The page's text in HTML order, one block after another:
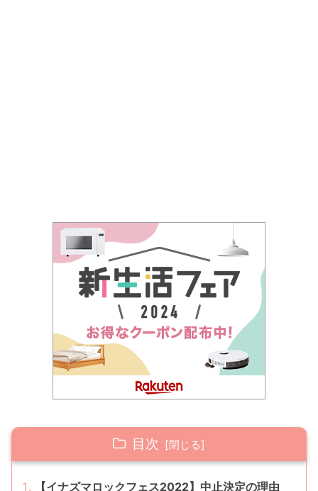
目次
【イナズマロックフェス2022】中止決定の理由